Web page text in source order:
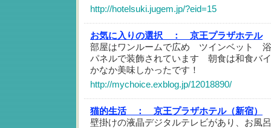
http://hotelsuki.jugem.jp/?eid=15
お気に入りの選択 ：
京王プラザホテル
部屋はワンルームで広め ツインベット 浴
パネルで装飾されています 朝食は和食バ
かなか美味しかったです！
http://mychoice.exblog.jp/12018890/
猫的生活 ：
京王プラザホテル（新宿）
壁掛けの液晶デジタルテレビがあり、お風